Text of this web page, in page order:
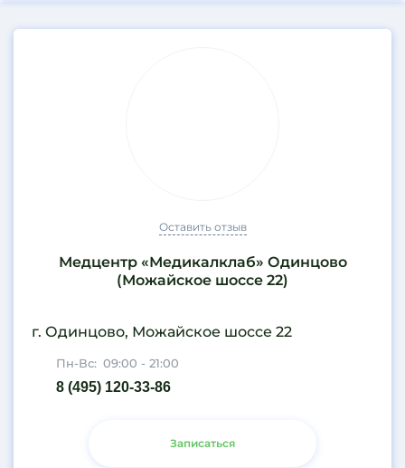
Оставить отзыв
Медцентр «Медикалклаб» Одинцово
(Можайское шоссе 22)
г. Одинцово, Можайское шоссе 22
Пн-Вс: 09:00 - 21:00
8 (495) 120-33-86
Записаться